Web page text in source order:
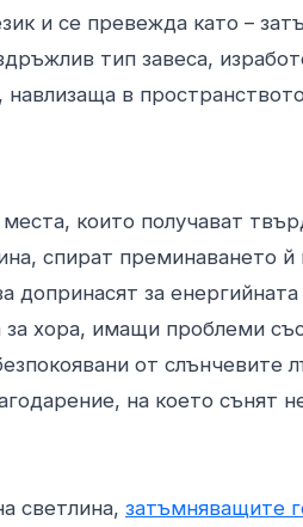
и се превежда като –
тип завеса,
в
места, които получават
спират преминаването
допринасят за
хора, имащи проблеми
от слънчевите
на което сънят
светлина, затъмняващите